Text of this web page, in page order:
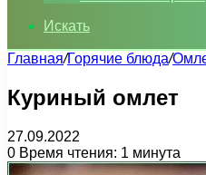
Искать
Главная/Горячие блюда/
Куриный омлет
27.09.2022
0 Время чтения: 1 минута